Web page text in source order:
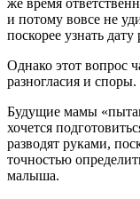
же время
и потому вовсе не
поскорее узнать дату
Однако этот вопрос
разногласия и споры.
Будущие мамы
хочется
разводят руками,
точностью
малыша.